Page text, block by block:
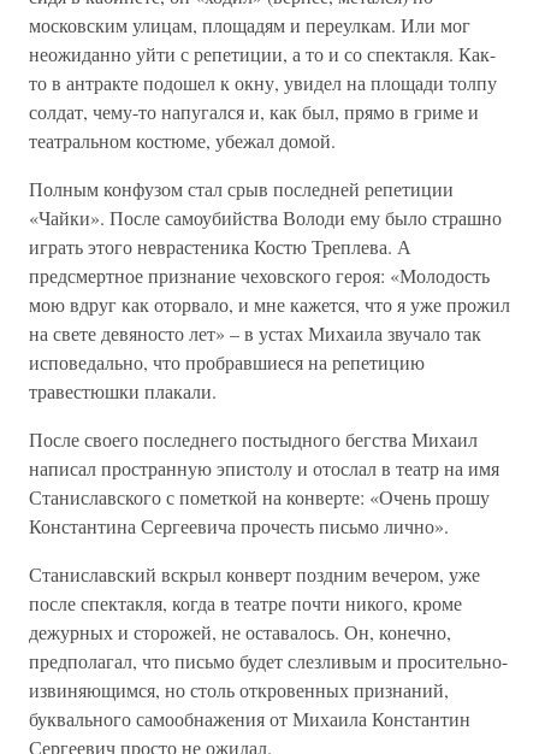
московским улицам, площадям и переулкам. Или мог
неожиданно уйти с репетиции, а то и со спектакля. Как-
то в антракте подошел к окну, увидел на площади толпу
солдат, чему-то напугался и, как был, прямо в гриме и
театральном костюме, убежал домой.
Полным конфузом стал срыв последней репетиции
«Чайки». После самоубийства Володи ему было страшно
играть этого неврастеника Костю Треплева. А
предсмертное признание чеховского героя: «Молодость
мою вдруг как оторвало, и мне кажется, что я уже прожил
на свете девяносто лет» – в устах Михаила звучало так
исповедально, что пробравшиеся на репетицию
травестюшки плакали.
После своего последнего постыдного бегства Михаил
написал пространную эпистолу и отослал в театр на имя
Станиславского с пометкой на конверте: «Очень прошу
Константина Сергеевича прочесть письмо лично».
Станиславский вскрыл конверт поздним вечером, уже
после спектакля, когда в театре почти никого, кроме
дежурных и сторожей, не оставалось. Он, конечно,
предполагал, что письмо будет слезливым и просительно-
извиняющимся, но столь откровенных признаний,
буквального самообнажения от Михаила Константин
Сергеевич просто не ожидал.